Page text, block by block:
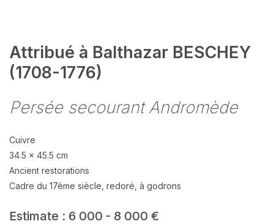
Attribué à Balthazar BESCHEY
(1708-1776)
Persée secourant Andromède
Cuivre
34.5 x 45.5 cm
Ancient restorations
Cadre du 17ème siècle, redoré, à godrons
Estimate : 6 000 - 8 000 €